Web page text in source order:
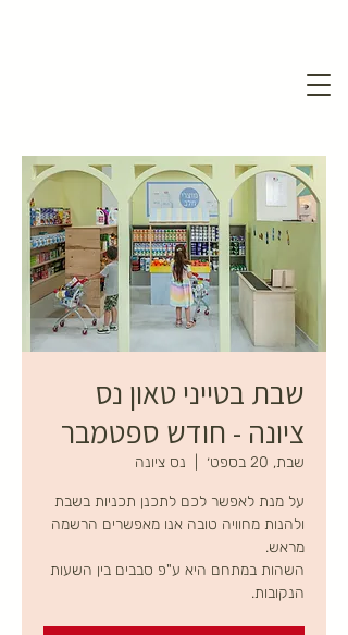
שבת בטייני טאון נס
ציונה - חודש ספטמבר
שבת, 20 בספט׳ נס ציונה
על מנת לאפשר לכם לתכנן תכניות בשבת
ולהנות מחוויה טובה אנו מאפשרים הרשמה
השהות במתחם היא ע"פ סבבים בין השעות
הנקובות.